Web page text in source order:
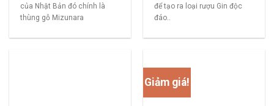
của Nhật Bản đó chính là
thùng gỗ Mizunara
để tạo ra loại rượu Gin độc
đáo..
Giảm giá!